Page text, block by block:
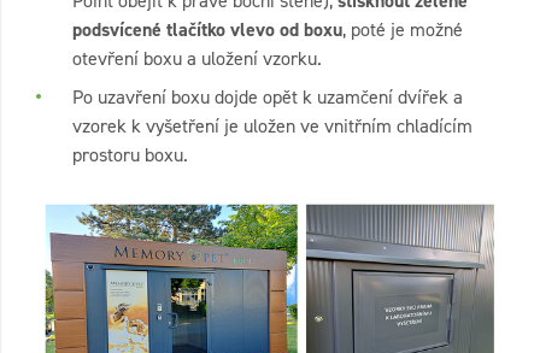
podsvícené tlačítko vlevo od boxu, poté je možné
otevření boxu a uložení vzorku.
Po uzavření boxu dojde opět k uzamčení dvířek a
vzorek k vyšetření je uložen ve vnitřním chladícím
prostoru boxu.